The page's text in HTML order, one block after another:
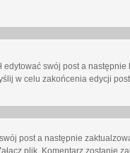
edytować swój post a
w celu zakońcenia edycji
post a następnie
plik. Komentarz zostanie